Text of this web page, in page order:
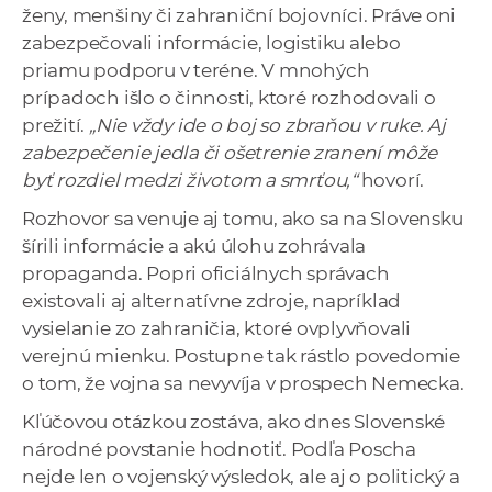
ženy, menšiny či zahraniční bojovníci. Práve oni
zabezpečovali informácie, logistiku alebo
priamu podporu v teréne. V mnohých
prípadoch išlo o činnosti, ktoré rozhodovali o
prežití. „Nie vždy ide o boj so zbraňou v ruke. Aj
zabezpečenie jedla či ošetrenie zranení môže
byť rozdiel medzi životom a smrťou,“hovorí.
Rozhovor sa venuje aj tomu, ako sa na Slovensku
šírili informácie a akú úlohu zohrávala
propaganda. Popri oficiálnych správach
existovali aj alternatívne zdroje, napríklad
vysielanie zo zahraničia, ktoré ovplyvňovali
verejnú mienku. Postupne tak rástlo povedomie
o tom, že vojna sa nevyvíja v prospech Nemecka.
Kľúčovou otázkou zostáva, ako dnes Slovenské
národné povstanie hodnotiť. Podľa Poscha
nejde len o vojenský výsledok, ale aj o politický a